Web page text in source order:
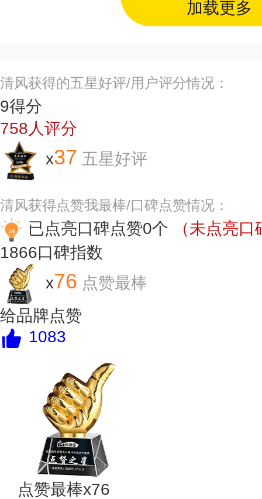
加载更多
清风获得的五星好评/用户评分情况：
9得分
758人评分
x37 五星好评
清风获得点赞我最棒/口碑点赞情况：
已点亮口碑点赞0个
（未点亮
1866口碑指数
x76 点赞最棒
给品牌点赞
1083
点赞最棒x76